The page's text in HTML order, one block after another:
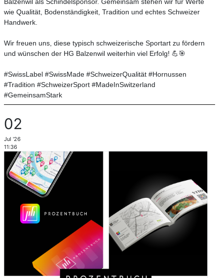
Balzenwil als Schindelsponsor. Gemeinsam stehen wir für Werte
wie Qualität, Bodenständigkeit, Tradition und echtes Schweizer
Handwerk.
Wir freuen uns, diese typisch schweizerische Sportart zu fördern
und wünschen der HG Balzenwil weiterhin viel Erfolg! 💪🎯
#SwissLabel #SwissMade #SchweizerQualität #Hornussen
#Tradition #SchweizerSport #MadeInSwitzerland
#GemeinsamStark
02
Jul '26
11:36